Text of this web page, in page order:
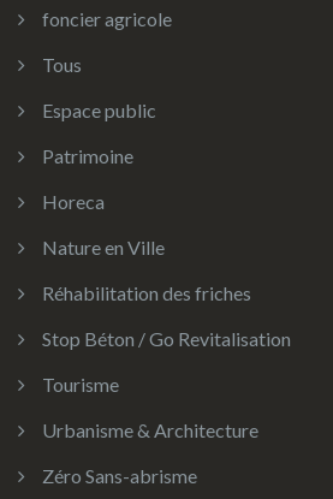
foncier agricole
Tous
Espace public
Patrimoine
Horeca
Nature en Ville
Réhabilitation des friches
Stop Béton / Go Revitalisation
Tourisme
Urbanisme & Architecture
Zéro Sans-abrisme